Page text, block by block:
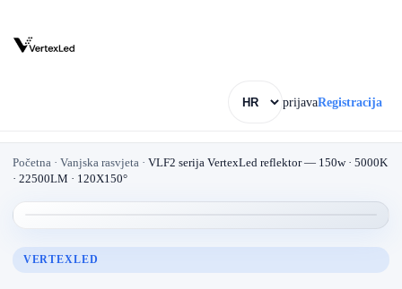
prijavaRegistracija
Početna · Vanjska rasvjeta · VLF2 serija VertexLed reflektor — 150w · 5000K
· 22500LM · 120X150°
VERTEXLED